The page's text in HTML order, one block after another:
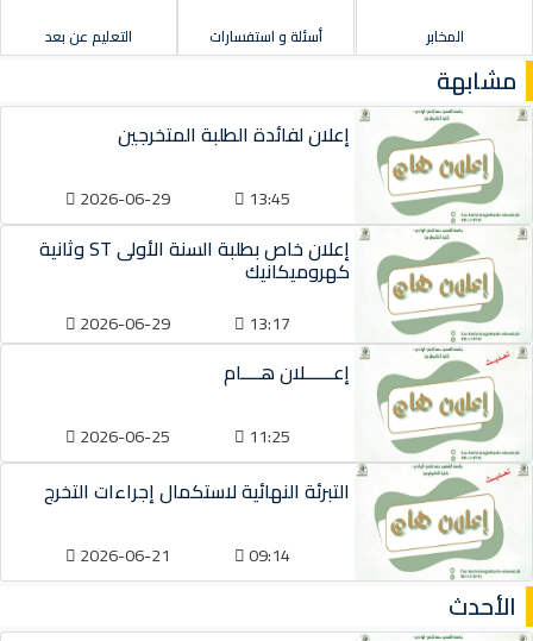
المخابر أسئلة و استفسارات التعليم عن بعد
مشابهة
إعلان لفائدة الطلبة المتخرجين
13:45
2026-06-29
إعلان خاص بطلبة السنة الأولى ST وثانية
كهروميكانيك
13:17
2026-06-29
إعــــــلان هــــام
11:25
2026-06-25
التبرئة النهائية لاستكمال إجراءات التخرج
09:14
2026-06-21
الأحدث